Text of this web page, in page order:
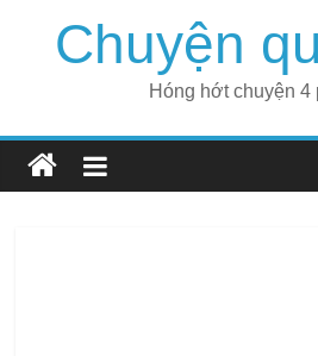
Chuyện
Hóng hớt chuyện